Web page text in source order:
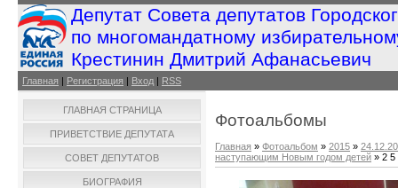
Депутат Совета депутатов
по многомандатному
Крестинин Дмитрий Афанасьевич
Главная | Регистрация | Вход | RSS
ГЛАВНАЯ СТРАНИЦА
ПРИВЕТСТВИЕ ДЕПУТАТА
СОВЕТ ДЕПУТАТОВ
БИОГРАФИЯ
Фотоальбомы
Главная » Фотоальбом » 2015 »
наступающим Новым годом детей » 2 5